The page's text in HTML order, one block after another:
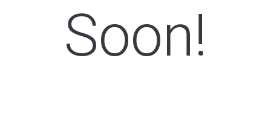
Soon!